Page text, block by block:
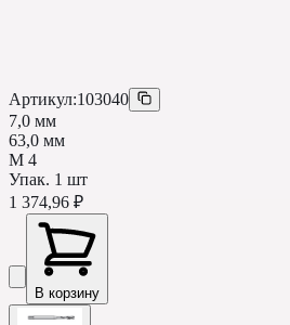
Артикул:103040
7,0 мм
63,0 мм
М 4
Упак. 1 шт
1 374,96 ₽
В корзину